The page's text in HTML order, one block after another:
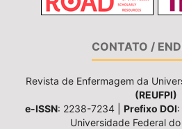
CONTATO /
Revista de Enfermagem da
(REUFPI)
e-ISSN: 2238-7234 | Prefixo DOI
Universidade Federal